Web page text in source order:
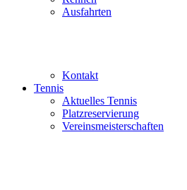
Ausfahrten
Kontakt
Tennis
Aktuelles Tennis
Platzreservierung
Vereinsmeisterschaften